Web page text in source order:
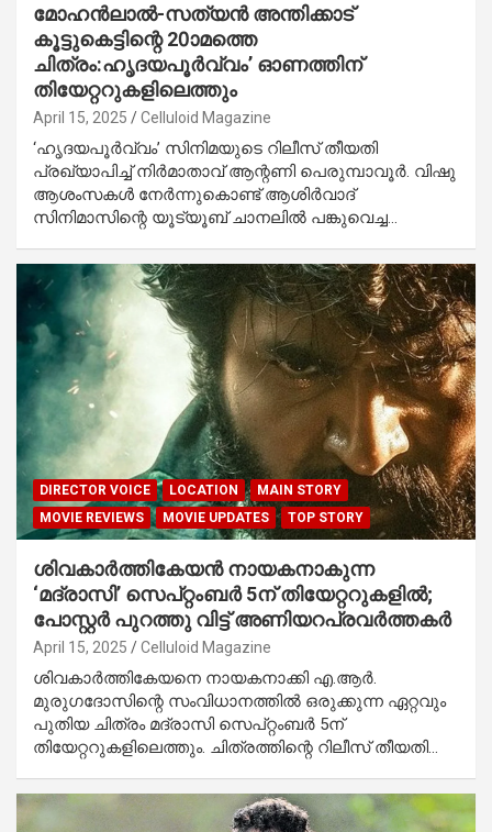
മോഹന്‍ലാല്‍-സത്യന്‍ അന്തിക്കാട്
കൂട്ടുകെട്ടിന്റെ 20ാമത്തെ
ചിത്രം:ഹൃദയപൂര്‍വ്വം’ ഓണത്തിന്
തിയേറ്ററുകളിലെത്തും
April 15, 2025 Celluloid Magazine
‘ഹൃദയപൂർവ്വം’ സിനിമയുടെ റിലീസ് തീയതി
പ്രഖ്യാപിച്ച് നിര്‍മാതാവ് ആന്റണി പെരുമ്പാവൂര്‍. വിഷു
ആശംസകള്‍ നേര്‍ന്നുകൊണ്ട് ആശിര്‍വാദ്
സിനിമാസിന്റെ യൂട്യൂബ് ചാനലില്‍ പങ്കുവെച്ച…
DIRECTOR VOICE LOCATION
MAIN STORY
MOVIE REVIEWS
MOVIE UPDATES TOP STORY
ശിവകാർത്തികേയൻ നായകനാകുന്ന
‘മദ്രാസി’ സെപ്റ്റംബർ 5ന് തിയേറ്ററുകളിൽ;
പോസ്റ്റർ പുറത്തു വിട്ട് അണിയറപ്രവർത്തകർ
April 15, 2025 Celluloid Magazine
ശിവകാർത്തികേയനെ നായകനാക്കി എ.ആർ.
മുരുഗദോസിന്റെ സംവിധാനത്തിൽ ഒരുക്കുന്ന ഏറ്റവും
പുതിയ ചിത്രം മദ്രാസി സെപ്റ്റംബർ 5ന്
തിയേറ്ററുകളിലെത്തും. ചിത്രത്തിന്റെ റിലീസ് തീയതി…